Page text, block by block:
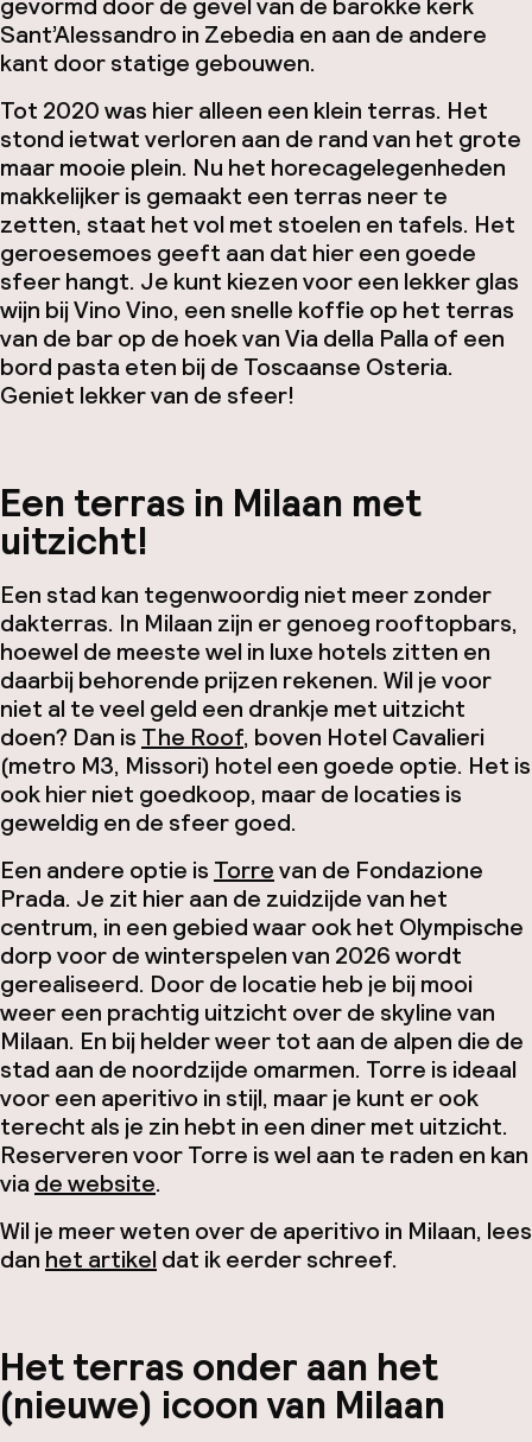
Sant’Alessandro in Zebediaen aan de andere
kant door statige gebouwen.
Tot 2020 was hier alleen een klein terras. Het
stond ietwat verloren aan de rand van het grote
maar mooie plein. Nu het horecagelegenheden
makkelijker is gemaakt een terras neer te
zetten, staat het vol met stoelen en tafels. Het
geroesemoes geeft aan dat hier een goede
sfeer hangt. Je kunt kiezen voor een lekker glas
wijn bij Vino Vino, een snelle koffie op het terras
van de bar op de hoek van Via della Palla of een
bord pasta eten bij de Toscaanse Osteria.
Geniet lekker van de sfeer!
Een terras in Milaan met
uitzicht!
Een stad kan tegenwoordig niet meer zonder
dakterras. In Milaan zijn er genoeg rooftopbars,
hoewel de meeste wel in luxe hotels zitten en
daarbij behorende prijzen rekenen. Wil je voor
niet al te veel geld een drankje met uitzicht
doen? Dan is The Roof, boven Hotel Cavalieri
(metro M3, Missori) hotel een goede optie. Het is
ook hier niet goedkoop, maar de locaties is
geweldig en de sfeer goed.
Een andere optie is Torrevan de Fondazione
Prada. Je zit hier aan de zuidzijde van het
centrum, in een gebied waar ook het Olympische
dorp voor de winterspelen van 2026 wordt
gerealiseerd. Door de locatie heb je bij mooi
weer een prachtig uitzicht over de skyline van
Milaan. En bij helder weer tot aan de alpen die de
stad aan de noordzijde omarmen. Torre is ideaal
voor een aperitivo in stijl, maar je kunt er ook
terecht als je zin hebt in een diner met uitzicht.
Reserveren voor Torre is wel aan te raden en kan
viade website.
Wil je meer weten over de aperitivo in Milaan, lees
dan het artikel dat ik eerder schreef.
Het terras onder aan het
(nieuwe) icoon van Milaan